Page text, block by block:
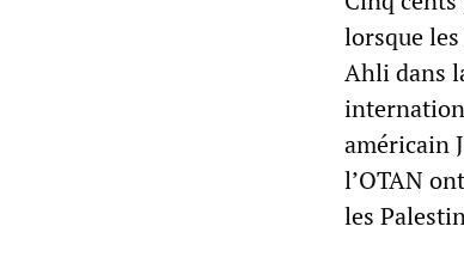
lorsque
Ahli dans
américain
l’OTAN
les